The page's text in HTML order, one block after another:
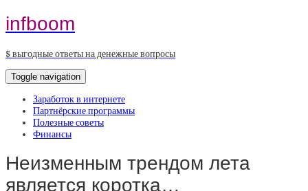
infboom
$ выгодные ответы на денежные вопросы
Toggle navigation
Заработок в интернете
Партнёрские программы
Полезные советы
Финансы
Неизменным трендом лета
является коротка…